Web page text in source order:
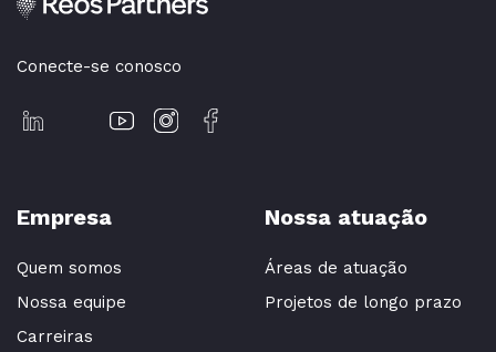
Conecte-se conosco
Empresa
Quem somos
Nossa equipe
Carreiras
Nossa atuação
Áreas de atuação
Projetos de longo prazo